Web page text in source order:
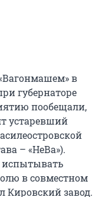
в
губернаторе
пообещали,
устаревший
– «НеВа»).
испытывать
в совместном
Кировский завод.